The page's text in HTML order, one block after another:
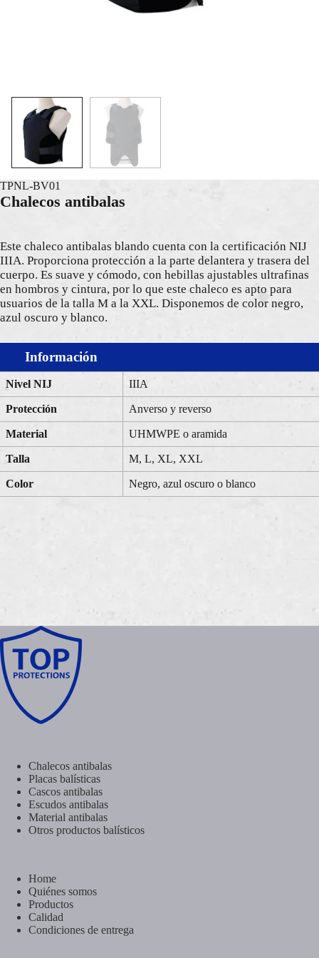
TPNL-BV01
Chalecos antibalas
Este chaleco antibalas blando cuenta con la certificación NIJ
IIIA. Proporciona protección a la parte delantera y trasera del
cuerpo. Es suave y cómodo, con hebillas ajustables ultrafinas
en hombros y cintura, por lo que este chaleco es apto para
usuarios de la talla M a la XXL. Disponemos de color negro,
azul oscuro y blanco.
Información
Nivel NIJ IIIA
Protección Anverso y reverso
Material UHMWPE o aramida
Talla M, L, XL, XXL
Color Negro, azul oscuro o blanco
Chalecos antibalas
Placas balísticas
Cascos antibalas
Escudos antibalas
Material antibalas
Otros productos balísticos
Home
Quiénes somos
Productos
Calidad
Condiciones de entrega